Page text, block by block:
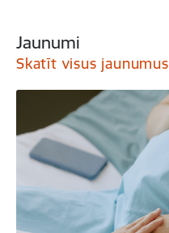
Jaunumi
Skatīt visus jaunumus